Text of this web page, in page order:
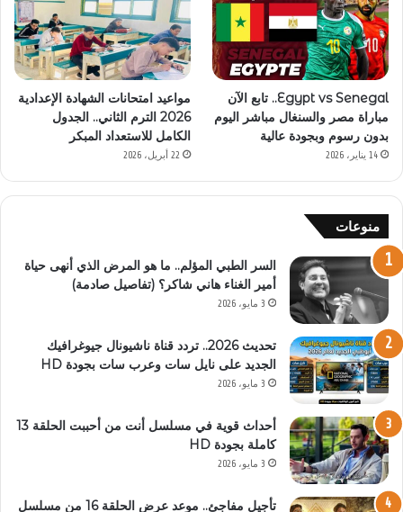
Egypt vs Senegal.. تابع الآن
مباراة مصر والسنغال مباشر اليوم
بدون رسوم وبجودة عالية
14 يناير، 2026
مواعيد امتحانات الشهادة الإعدادية
2026 الترم الثاني.. الجدول
الكامل للاستعداد المبكر
22 أبريل، 2026
منوعات
السر الطبي المؤلم.. ما هو المرض الذي أنهى حياة
أمير الغناء هاني شاكر؟ (تفاصيل صادمة)
3 مايو، 2026
تحديث 2026.. تردد قناة ناشيونال جيوغرافيك
الجديد على نايل سات وعرب سات بجودة HD
3 مايو، 2026
أحداث قوية في مسلسل أنت من أحببت الحلقة 13
كاملة بجودة HD
3 مايو، 2026
تأجيل مفاجئ.. موعد عرض الحلقة 16 من مسلسل